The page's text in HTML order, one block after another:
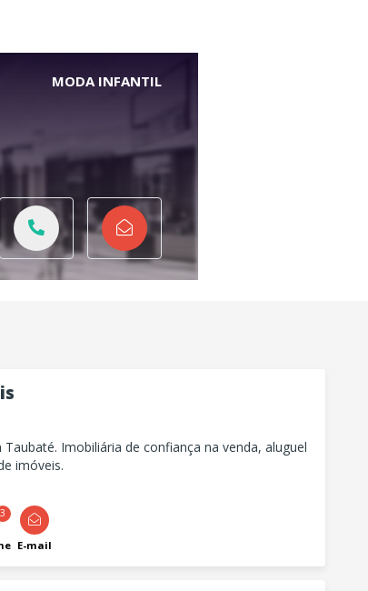
MODA INFANTIL
Imobiliária de confiança na venda, aluguel
imóveis.
3
E-mail